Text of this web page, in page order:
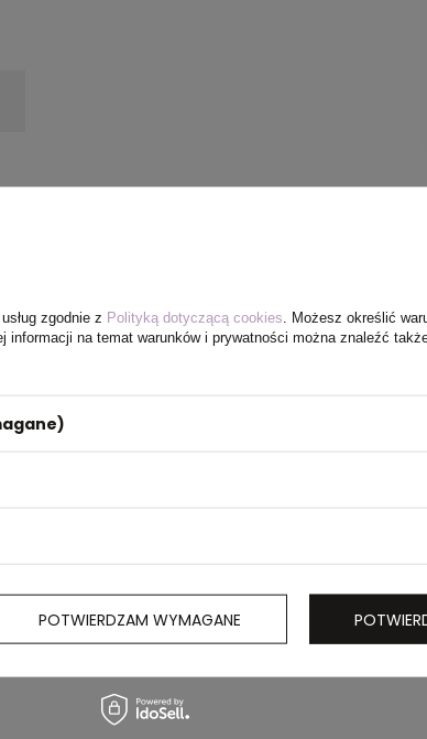
zgodnie z Polityką dotyczącą cookies . Możesz określić
informacji na temat warunków i prywatności można znaleźć
POTWIERDZAM WYMAGANE